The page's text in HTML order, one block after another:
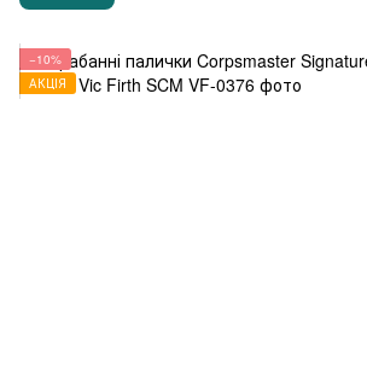
−10%
АКЦІЯ